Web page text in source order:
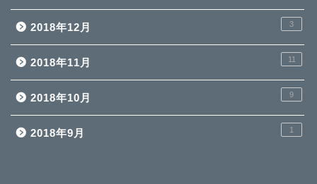
2018年12月 3
2018年11月 11
2018年10月 9
2018年9月 1